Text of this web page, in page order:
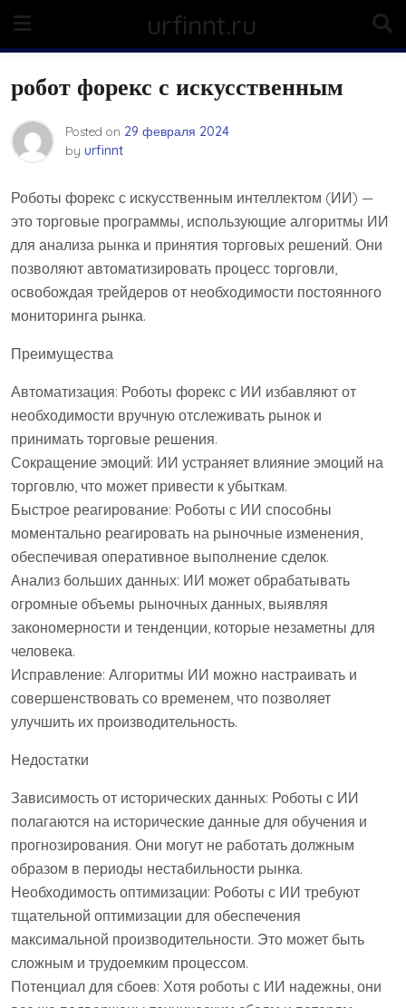
content
urfinnt.ru
робот форекс с искусственным
Posted on 29 февраля 2024
by urfinnt
Роботы форекс с искусственным интеллектом (ИИ) —
это торговые программы, использующие алгоритмы ИИ
для анализа рынка и принятия торговых решений. Они
позволяют автоматизировать процесс торговли,
освобождая трейдеров от необходимости постоянного
мониторинга рынка.
Преимущества
Автоматизация: Роботы форекс с ИИ избавляют от
необходимости вручную отслеживать рынок и
принимать торговые решения.
Сокращение эмоций: ИИ устраняет влияние эмоций на
торговлю, что может привести к убыткам.
Быстрое реагирование: Роботы с ИИ способны
моментально реагировать на рыночные изменения,
обеспечивая оперативное выполнение сделок.
Анализ больших данных: ИИ может обрабатывать
огромные объемы рыночных данных, выявляя
закономерности и тенденции, которые незаметны для
человека.
Исправление: Алгоритмы ИИ можно настраивать и
совершенствовать со временем, что позволяет
улучшить их производительность.
Недостатки
Зависимость от исторических данных: Роботы с ИИ
полагаются на исторические данные для обучения и
прогнозирования. Они могут не работать должным
образом в периоды нестабильности рынка.
Необходимость оптимизации: Роботы с ИИ требуют
тщательной оптимизации для обеспечения
максимальной производительности. Это может быть
сложным и трудоемким процессом.
Потенциал для сбоев: Хотя роботы с ИИ надежны, они